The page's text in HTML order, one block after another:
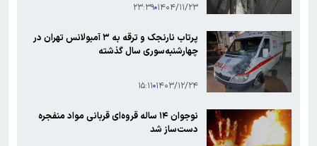
۱۴۰۴/۱۱/۲۳ ۲۳:۳۹
پرتاب نارنجک و ترقه به ۳ آمبولانس تهران در
چهارشنبه‌سوری سال گذشته
۱۴۰۳/۱۲/۲۴ ۱۵:۱۱
نوجوان ۱۴ ساله قروه‌ای قربانی مواد منفجره
دست‌ساز شد